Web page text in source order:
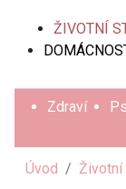
ŽIVOTNÍ
Zdraví
Úvod Životní